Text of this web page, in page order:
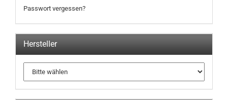
Passwort vergessen?
Hersteller